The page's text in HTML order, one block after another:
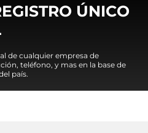
ÚNICO
de cualquier empresa de
teléfono, y mas en la base de
país.